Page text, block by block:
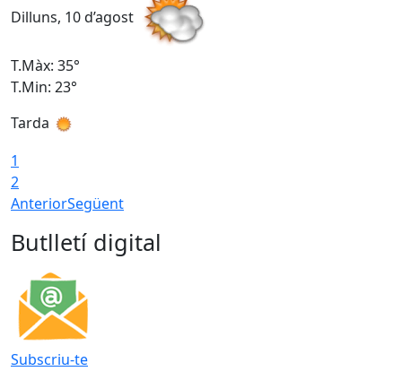
Dilluns, 10 d’agost
T.Màx: 35°
T.Min: 23°
Tarda
1
2
AnteriorSegüent
Butlletí digital
Subscriu-te